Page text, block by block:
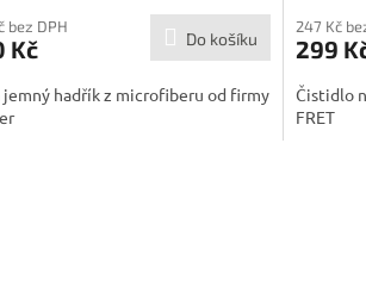
bez DPH
Kč Do košíku
jemný hadřík z microfiberu od firmy
247 Kč
299
Čistidlo
FRET